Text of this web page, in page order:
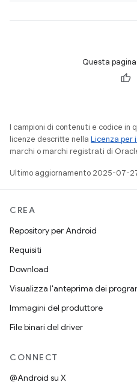
Questa
I campioni di contenuti e codice in
licenze descritte nella Licenza per
marchi o marchi registrati di
Ultimo aggiornamento 2025-07-
CREA
Repository per Android
Requisiti
Download
Visualizza l'anteprima dei
Immagini del produttore
File binari del driver
CONNECT
@Android su X